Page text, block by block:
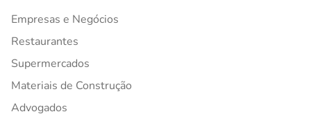
Empresas e Negócios
Restaurantes
Supermercados
Materiais de Construção
Advogados